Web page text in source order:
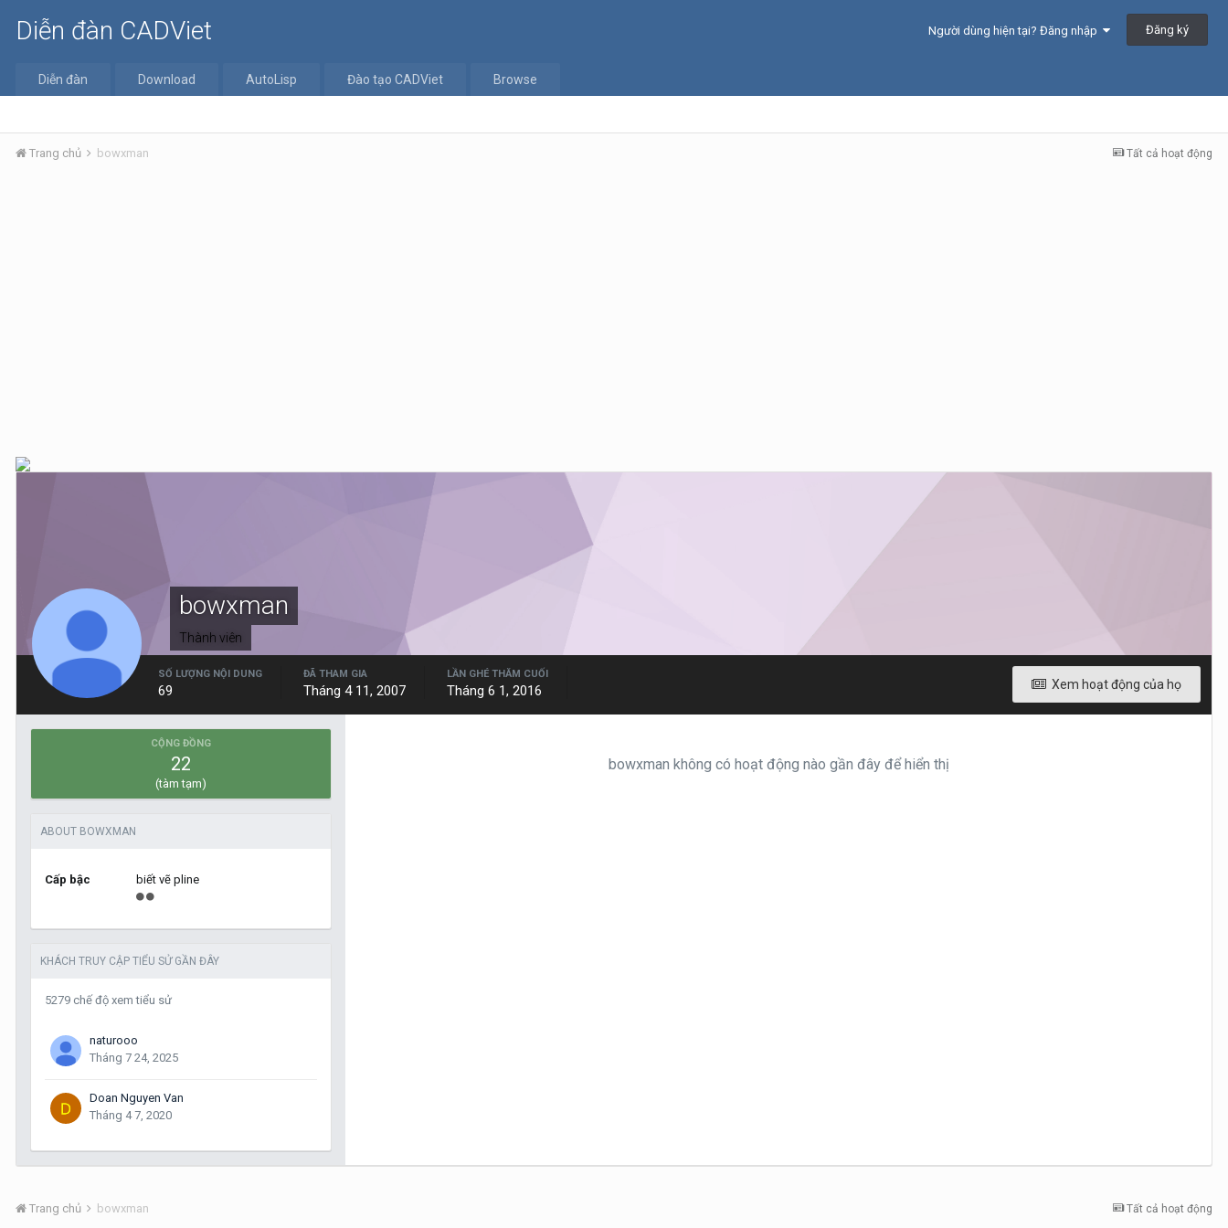
Diễn đàn CADViet Người dùng hiện tại? Đăng nhập Đăng ký
Diễn đàn Download AutoLisp Đào tạo CADViet Browse
Tất cả hoạt động
Trang chủ bowxman
bowxman
Thành viên
Xem hoạt động của họ
SỐ LƯỢNG NỘI DUNG
69
ĐÃ THAM GIA
Tháng 4 11, 2007
LẦN GHÉ THĂM CUỐI
Tháng 6 1, 2016
CỘNG ĐỒNG
22
(tàm tạm)
ABOUT BOWXMAN
Cấp bậc biết vẽ pline
KHÁCH TRUY CẬP TIỂU SỬ GẦN ĐÂY
5279 chế độ xem tiểu sử
naturooo
Tháng 7 24, 2025
Doan Nguyen Van
Tháng 4 7, 2020
bowxman không có hoạt động nào gần đây để hiển thị
Tất cả hoạt động
Trang chủ bowxman